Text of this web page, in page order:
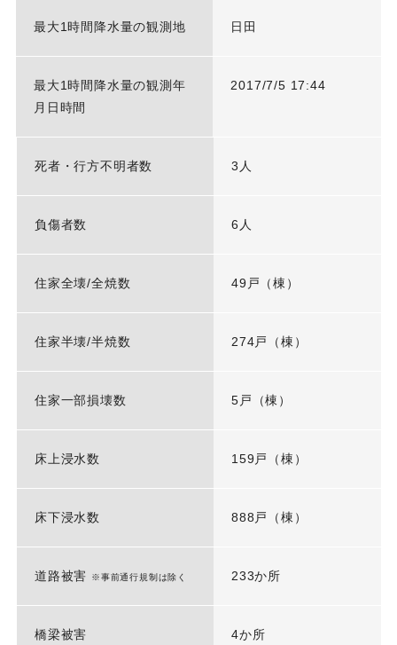
最大1時間降水量の観測地 日田
最大1時間降水量の観測年
月日時間
2017/7/5 17:44
死者・行方不明者数 3人
負傷者数 6人
住家全壊/全焼数 49戸（棟）
住家半壊/半焼数 274戸（棟）
住家一部損壊数 5戸（棟）
床上浸水数 159戸（棟）
床下浸水数 888戸（棟）
道路被害 ※事前通行規制は除く 233か所
橋梁被害 4か所